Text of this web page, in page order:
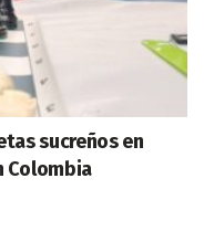
sucreños en
Colombia